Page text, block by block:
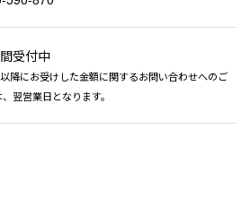
受付中
降にお受けした金額に関するお問い合わせへのご
翌営業日となります。